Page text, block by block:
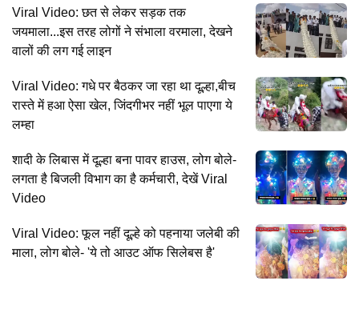
Viral Video: छत से लेकर सड़क तक
जयमाला...इस तरह लोगों ने संभाला वरमाला, देखने
वालों की लग गई लाइन
Viral Video: गधे पर बैठकर जा रहा था दूल्हा,बीच
रास्ते में हआ ऐसा खेल, जिंदगीभर नहीं भूल पाएगा ये
लम्हा
शादी के लिबास में दूल्हा बना पावर हाउस, लोग बोले-
लगता है बिजली विभाग का है कर्मचारी, देखें Viral
Video
Viral Video: फूल नहीं दूल्हे को पहनाया जलेबी की
माला, लोग बोले- 'ये तो आउट ऑफ सिलेबस है'